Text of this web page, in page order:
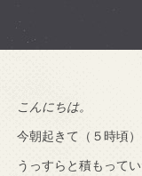
こんにちは。
今朝起きて（５時頃
うっすらと積もって